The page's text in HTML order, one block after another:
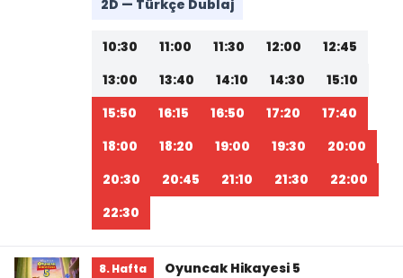
2D — Türkçe Dublaj
10:30 11:00 11:30 12:00
12:45
13:00
13:40 14:10 14:30
15:10
15:50
16:15 16:50 17:20
17:40
18:00
18:20 19:00 19:30
20:00
20:30
20:45 21:10 21:30
22:00
22:30
8. Hafta
Oyuncak Hikayesi 5